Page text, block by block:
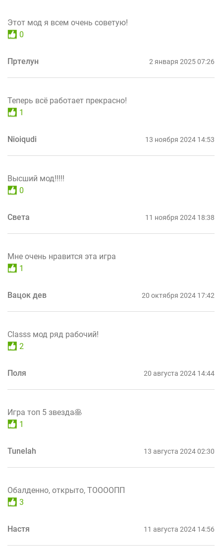
Этот мод я всем очень советую!
0
Пртелун 2 января 2025 07:26
Теперь всё работает прекрасно!
1
Nioiqudi 13 ноября 2024 14:53
Высший мод!!!!!
0
Света 11 ноября 2024 18:38
Мне очень нравится эта игра
1
Вацок дев 20 октября 2024 17:42
Classs мод ряд рабочий!
2
Поля 20 августа 2024 14:44
Игра топ 5 звезда🥞
1
Tunelah 13 августа 2024 02:30
Обалденно, открыто, ТООООПП
3
Настя 11 августа 2024 14:56